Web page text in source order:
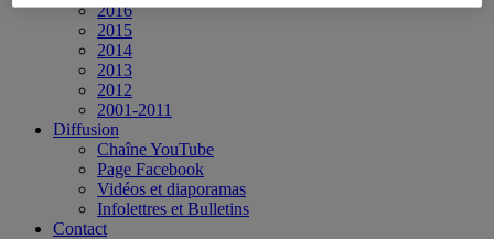
2016
2015
2014
2013
2012
2001-2011
Diffusion
Chaîne YouTube
Page Facebook
Vidéos et diaporamas
Infolettres et Bulletins
Contact